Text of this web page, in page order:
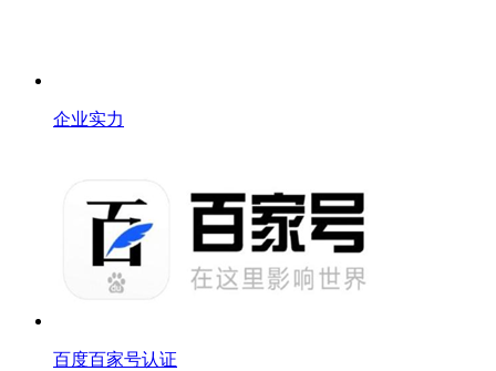
企业实力
百度百家号认证